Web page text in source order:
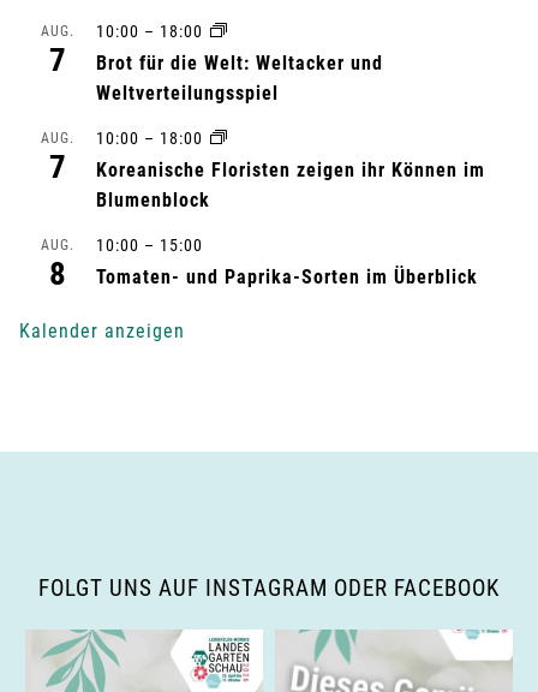
N
v
AUG.
7
10:00 – 18:00
Brot für die Welt: Weltacker und
Weltverteilungsspiel
AUG.
7
10:00 – 18:00
Koreanische Floristen zeigen ihr Können im
Blumenblock
AUG.
8
10:00 – 15:00
Tomaten- und Paprika-Sorten im Überblick
Kalender anzeigen
FOLGT UNS AUF INSTAGRAM ODER FACEBOOK